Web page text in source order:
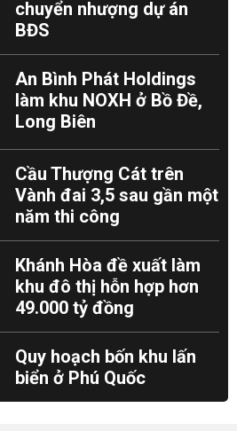
chuyển nhượng dự án
BĐS
An Bình Phát Holdings
làm khu NOXH ở Bồ Đề,
Long Biên
Cầu Thượng Cát trên
Vành đai 3,5 sau gần một
năm thi công
Khánh Hòa đề xuất làm
khu đô thị hỗn hợp hơn
49.000 tỷ đồng
Quy hoạch bốn khu lấn
biển ở Phú Quốc